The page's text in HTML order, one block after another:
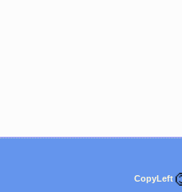
CopyLeft